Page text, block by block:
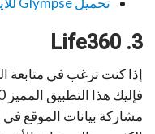
3. Life360
إذا كنت ترغب في متابعة
مشاركة بيانات الموقع